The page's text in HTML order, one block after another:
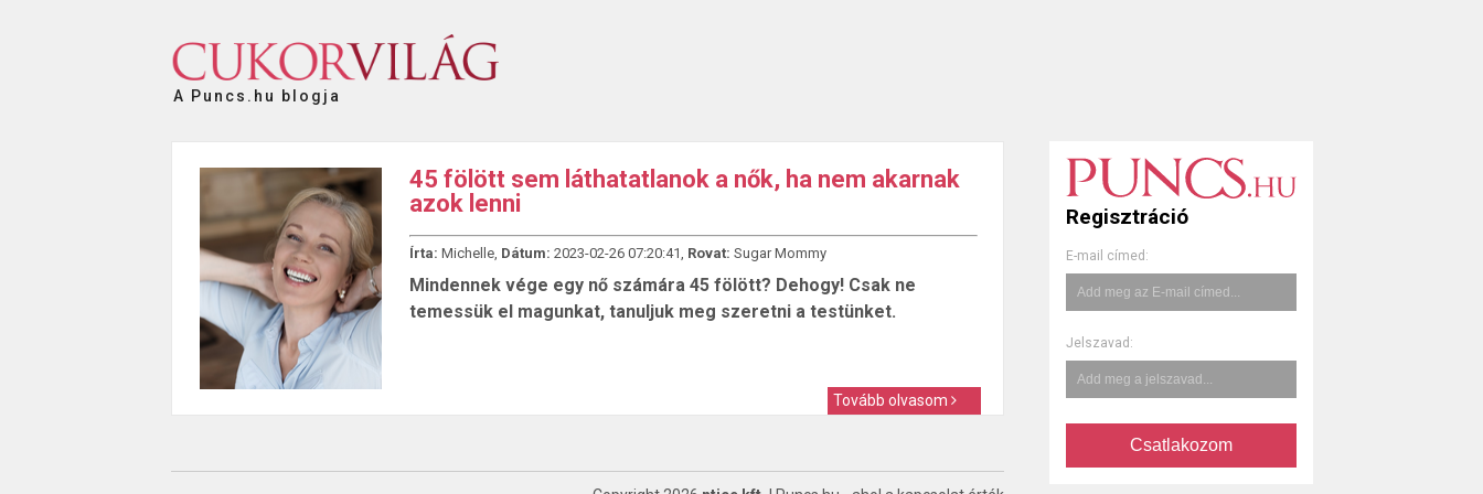
Regisztráció
E-mail címed:
Jelszavad:
Csatlakozom
A Puncs.hu blogja
45 fölött sem láthatatlanok a nők, ha nem akarnak
azok lenni
Írta: Michelle, Dátum: 2023-02-26 07:20:41, Rovat: Sugar Mommy
Mindennek vége egy nő számára 45 fölött? Dehogy! Csak ne
temessük el magunkat, tanuljuk meg szeretni a testünket.
Tovább olvasom